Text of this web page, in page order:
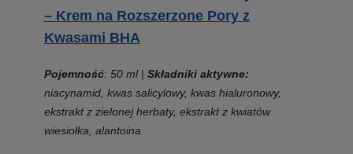
– Krem na Rozszerzone Pory z
Kwasami BHA
Pojemność: 50 ml | Składniki aktywne:
niacynamid, kwas salicylowy, kwas hialuronowy,
ekstrakt z zielonej herbaty, ekstrakt z kwiatów
wiesiołka, alantoina